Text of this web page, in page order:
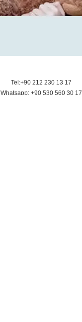
Tel:+90 212 230 13 17
Whatsapp: +90 530 560 30 17